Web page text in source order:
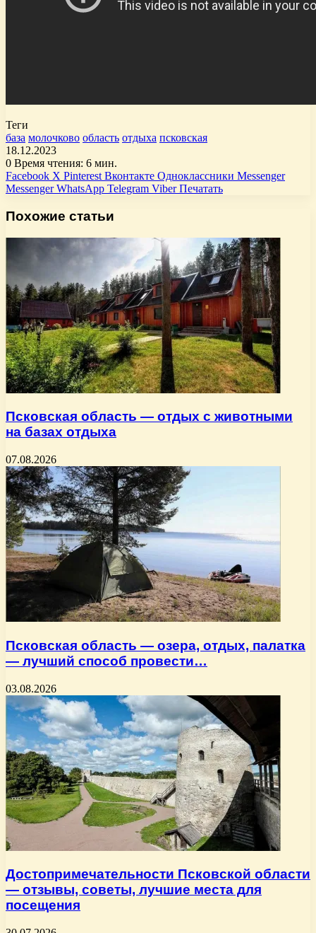
Теги
база молочково область отдыха псковская
18.12.2023
0 Время чтения: 6 мин.
Facebook X Pinterest Вконтакте Одноклассники Messenger
Messenger WhatsApp Telegram Viber Печатать
Похожие статьи
Псковская область — отдых с животными
на базах отдыха
07.08.2026
Псковская область — озера, отдых, палатка
— лучший способ провести…
03.08.2026
Достопримечательности Псковской области
— отзывы, советы, лучшие места для
посещения